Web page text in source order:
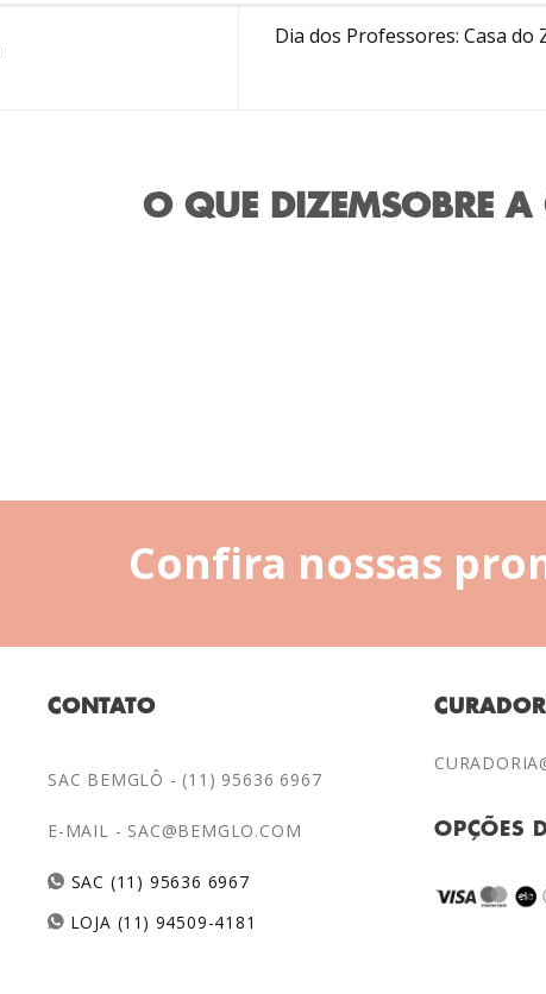
Dia dos Professores: Casa do
O QUE DIZEMSOBRE A
Confira nossas
CONTATO
SAC BEMGLÔ - (11) 95636 6967
E-MAIL - SAC@BEMGLO.COM
SAC (11) 95636 6967
LOJA (11) 94509-4181
OPÇÕES